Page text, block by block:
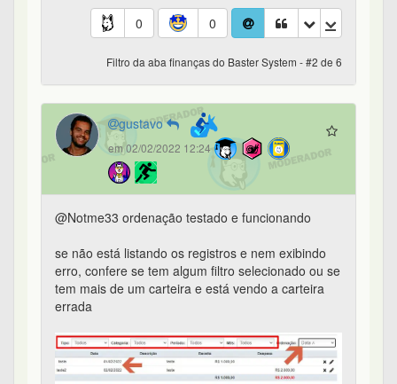
0 0
Filtro da aba finanças do Baster System - #2 de 6
gustavo
em 02/02/2022 12:24
@Notme33 ordenação testado e funcionando
se não está listando os registros e nem exibindo
erro, confere se tem algum filtro selecionado ou se
tem mais de um carteira e está vendo a carteira
errada